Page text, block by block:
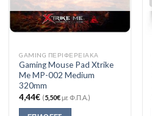
GAMING ΠΕΡΙΦΕΡΕΙΑΚΑ
Gaming Mouse Pad Xtrike
Me MP-002 Medium
320mm
4,44€ (5,50€με Φ.Π.Α.)